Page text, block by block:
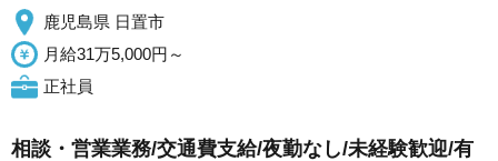
鹿児島県 日置市
月給31万5,000円～
正社員
相談・営業業務/交通費支給/夜勤なし/未経験歓迎/有